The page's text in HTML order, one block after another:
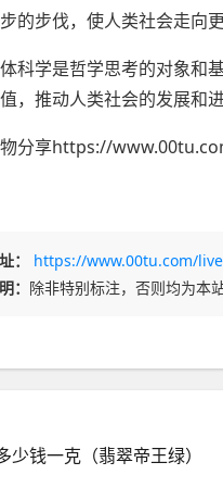
的步伐，使人类社会走向
科学是哲学思考的对象和
，推动人类社会的发展和进
分享https://
：
https://www.00tu.com/
： 除非特别标注，否则均为本
少钱一克（翡翠帝王绿）